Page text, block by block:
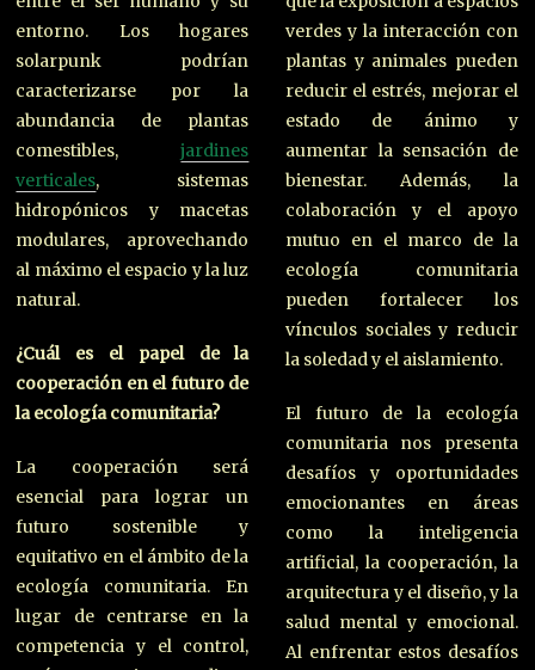
entorno. Los hogares
solarpunk podrían
caracterizarse por la
abundancia de plantas
comestibles,jardines
verticales, sistemas
hidropónicos y macetas
modulares, aprovechando
al máximo el espacio y la luz
natural.
¿Cuál es el papel de la
cooperación en el futuro de
la ecología comunitaria?
La cooperación será
esencial para lograr un
futuro sostenible y
equitativo en el ámbito de la
ecología comunitaria. En
lugar de centrarse en la
competencia y el control,
verdes y la interacción con
plantas y animales pueden
reducir el estrés, mejorar el
estado de ánimo y
aumentar la sensación de
bienestar. Además, la
colaboración y el apoyo
mutuo en el marco de la
ecología comunitaria
pueden fortalecer los
vínculos sociales y reducir
la soledad y el aislamiento.
El futuro de la ecología
comunitaria nos presenta
desafíos y oportunidades
emocionantes en áreas
como la inteligencia
artificial, la cooperación, la
arquitectura y el diseño, y la
salud mental y emocional.
Al enfrentar estos desafíos